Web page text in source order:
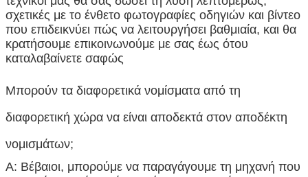
σχετικές με το ένθετο φωτογραφίες οδηγιών και βίντεο
που επιδεικνύει πώς να λειτουργήσει βαθμιαία, και θα
κρατήσουμε επικοινωνούμε με σας έως ότου
καταλαβαίνετε σαφώς
Μπορούν τα διαφορετικά νομίσματα από τη
διαφορετική χώρα να είναι αποδεκτά στον αποδέκτη
νομισμάτων;
Α: Βέβαιοι, μπορούμε να παραγάγουμε τη μηχανή που